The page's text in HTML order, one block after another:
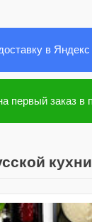
в
первый заказ в